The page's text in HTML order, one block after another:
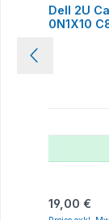
Dell 2U
0N1X10
Regulärer
19,00 €